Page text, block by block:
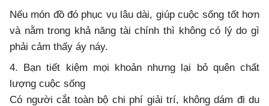
Nếu món đồ đó phục vụ lâu dài, giúp cuộc sống tốt hơn
và nằm trong khả năng tài chính thì không có lý do gì
phải cảm thấy áy náy.
4. Bạn tiết kiệm mọi khoản nhưng lại bỏ quên chất
lượng cuộc sống
Có người cắt toàn bộ chi phí giải trí, không dám đi du